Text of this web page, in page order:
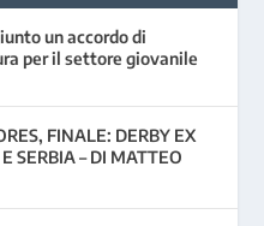
un accordo di
per il settore giovanile
FINALE: DERBY EX
SERBIA – DI MATTEO